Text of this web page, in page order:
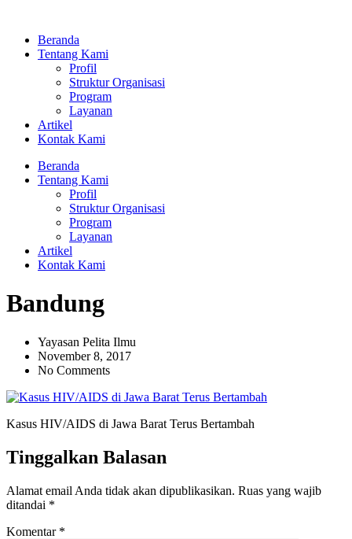
kontenBeranda
Tentang Kami
Profil
Struktur Organisasi
Program
Layanan
Artikel
Kontak Kami
Beranda
Tentang Kami
Profil
Struktur Organisasi
Program
Layanan
Artikel
Kontak Kami
Bandung
Yayasan Pelita Ilmu
November 8, 2017
No Comments
Kasus HIV/AIDS di Jawa Barat Terus Bertambah
Tinggalkan Balasan
Alamat email Anda tidak akan dipublikasikan. Ruas yang wajib
ditandai *
Komentar *